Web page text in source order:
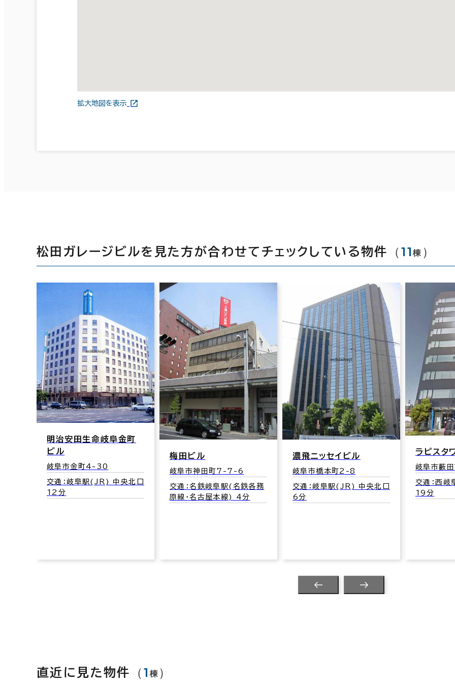
拡大地図を表示
松田ガレージビルを見た方が合わせてチェックしている物件 （11棟 ）
明治安田生命岐阜金町
ビル
岐阜市金町4-30
交通：岐阜駅(JR) 中央北口
12分
梅田ビル
岐阜市神田町7-7-6
交通：名鉄岐阜駅(名鉄各務
原線･名古屋本線) 4分
濃飛ニッセイビル
岐阜市橋本町2-8
交通：岐阜駅(JR) 中央北口
6分
ラピスタ
岐阜市藪
交通：西
19分
直近に見た物件 （1 棟 ）